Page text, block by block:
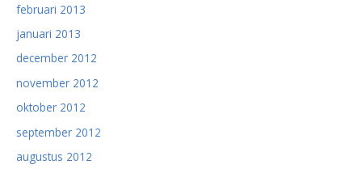
februari 2013
januari 2013
december 2012
november 2012
oktober 2012
september 2012
augustus 2012